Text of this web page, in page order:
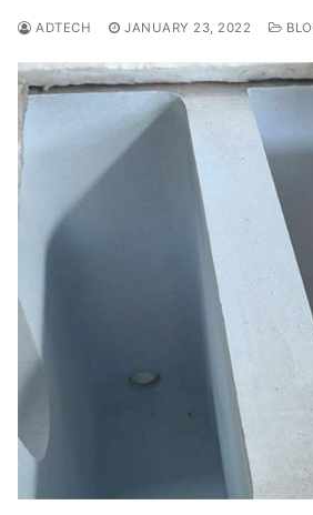
ADTECH JANUARY 23, 2022